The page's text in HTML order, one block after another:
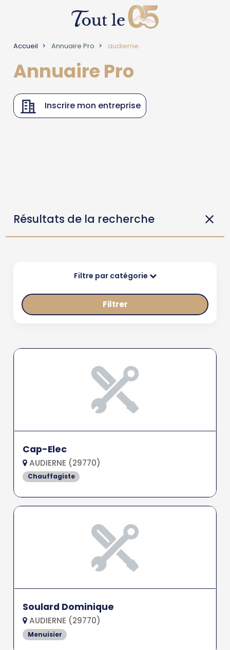
Accueil Annuaire Pro audierne
Annuaire Pro
Inscrire mon entreprise
Résultats de la recherche
Filtre par catégorie
Filtrer
Cap-Elec
AUDIERNE (29770)
Chauffagiste
Soulard Dominique
AUDIERNE (29770)
Menuisier